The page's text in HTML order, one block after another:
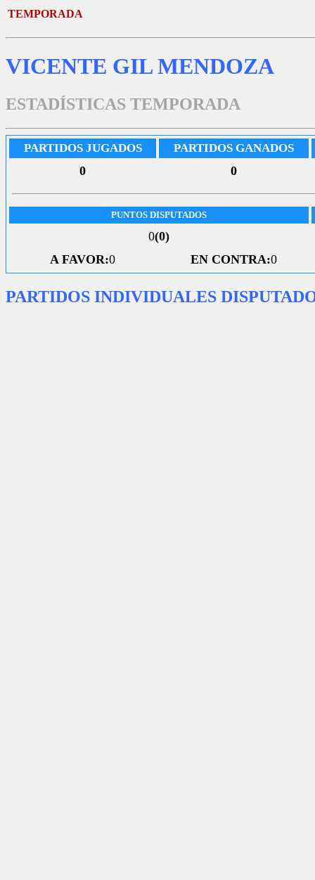
TEMPORADA
VICENTE GIL MENDOZA
ESTADÍSTICAS TEMPORADA
PARTIDOS JUGADOS PARTIDOS GANADOS
0 0
PUNTOS DISPUTADOS
0(0)
A FAVOR:0 EN CONTRA:0
PARTIDOS INDIVIDUALES